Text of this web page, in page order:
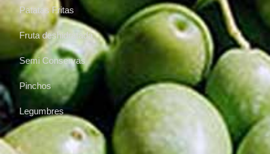
Patatas Fritas
Fruta deshidratada
Semi Conservas
Pinchos
Legumbres